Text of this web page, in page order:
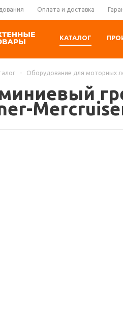
Оплата и доставка
КАТАЛОГ
- Оборудование для моторных